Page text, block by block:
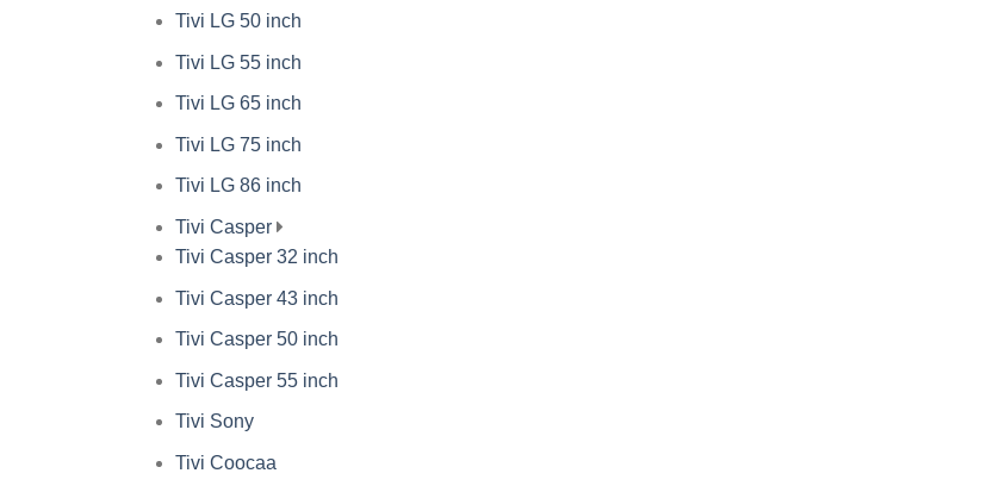
Tivi LG 50 inch
Tivi LG 55 inch
Tivi LG 65 inch
Tivi LG 75 inch
Tivi LG 86 inch
Tivi Casper
Tivi Casper 32 inch
Tivi Casper 43 inch
Tivi Casper 50 inch
Tivi Casper 55 inch
Tivi Sony
Tivi Coocaa